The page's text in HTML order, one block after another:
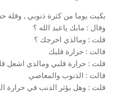
بكيت يوما من كثرة ذنوبي ,
وقال : مابك ياعبد الله ؟
قلت : ومالذي اخرجك ؟
قالت : حرارة قلبك
قلت : حرارة قلبي ومالذي اشعل
قالت : الذنوب والمعاصي
قلت : وهل يؤثر الذنب في حرارة